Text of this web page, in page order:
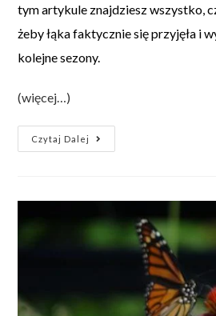
tym artykule znajdziesz wszystko,
żeby łąka faktycznie się przyjęła i
kolejne sezony.
(więcej…)
Czytaj Dalej